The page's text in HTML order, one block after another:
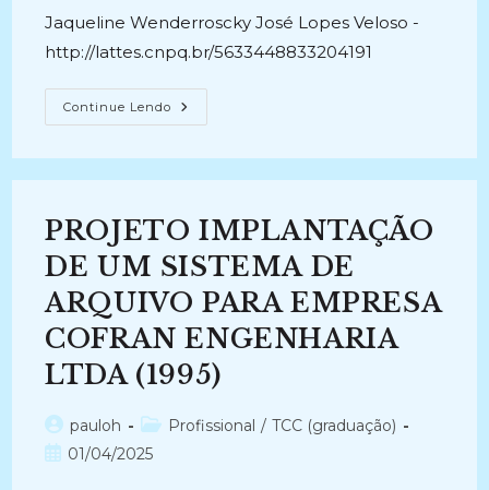
Jaqueline Wenderroscky José Lopes Veloso -
http://lattes.cnpq.br/5633448833204191
Continue Lendo SISTEMA
DE
UNIRIO
PROJETO IMPLANTAÇÃO
DE UM SISTEMA DE
ARQUIVO PARA EMPRESA
COFRAN ENGENHARIA
LTDA (1995)
Autor
do
pauloh
Categoria
do
Profissional / TCC (graduação)
Post01/04/2025